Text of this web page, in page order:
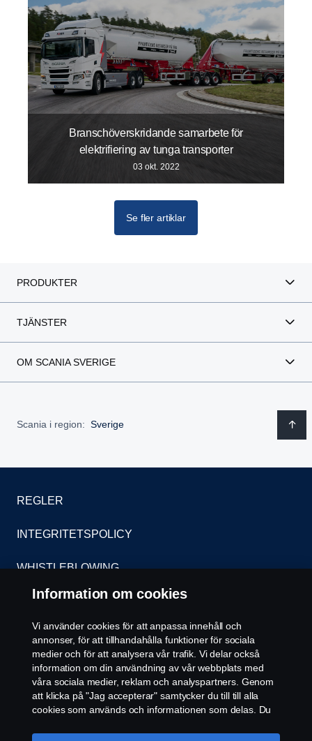
Branschöverskridande samarbete för
elektrifiering av tunga transporter
03 okt. 2022
Se fler artiklar
PRODUKTER
TJÄNSTER
OM SCANIA SVERIGE
Scania i region: Sverige
REGLER
INTEGRITETSPOLICY
WHISTLEBLOWING
KONTAKT
ÅTERFÖRSÄLJARE
COOKIE POLICY
COOKIE-INSTÄLLNINGAR
Information om cookies
Vi använder cookies för att anpassa innehåll och
annonser, för att tillhandahålla funktioner för sociala
medier och för att analysera vår trafik. Vi delar också
information om din användning av vår webbplats med
våra sociala medier, reklam och analyspartners. Genom
att klicka på "Jag accepterar" samtycker du till till alla
cookies som används och informationen som delas. Du
"Cookie-inställningar" och välja de kategorier du vill